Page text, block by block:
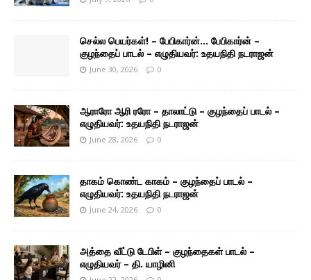
செல்ல பெயர்கள்! – பேபிகார்ன்… பேபிகார்ன் –
குழந்தைப் பாடல் – எழுதியவர்: உதயநிதி நடராஜன்
June 30, 2026 0
ஆராரோ ஆரி ரரோ – தாலாட்டு – குழந்தைப் பாடல் –
எழுதியவர்: உதயநிதி நடராஜன்
June 28, 2026 0
தாகம் கொண்ட காகம் – குழந்தைப் பாடல் –
எழுதியவர்: உதயநிதி நடராஜன்
June 24, 2026 0
அத்தை வீட்டு டேபிள் – குழந்தைகள் பாடல் –
எழுதியவர் – தி. யாழினி